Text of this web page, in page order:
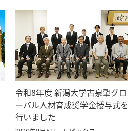
令和8年度 新潟大学古泉肇グロ
ーバル人材育成奨学金授与式を
行いました